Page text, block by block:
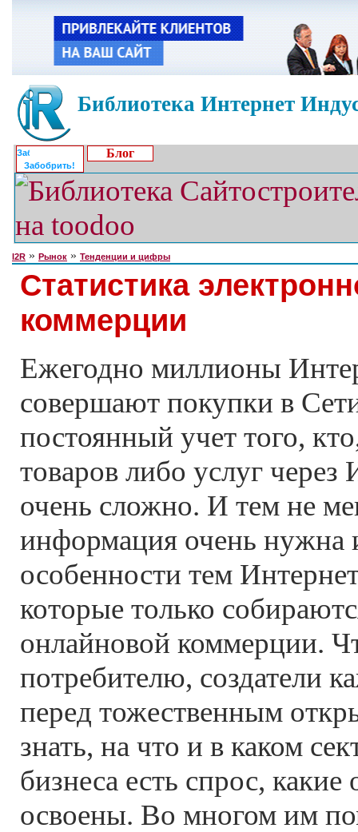
Библиотека Интернет
Забобрить!
Блог
I2R » Рынок » Тенденции и цифры
Статистика
коммерции
Ежегодно миллионы
совершают покупки в
постоянный учет того,
товаров либо услуг через
очень сложно. И тем не
информация очень нужна
особенности тем
которые только
онлайновой коммерции.
потребителю, создатели
перед тожественным
знать, на что и в каком
бизнеса есть спрос,
освоены. Во многом им